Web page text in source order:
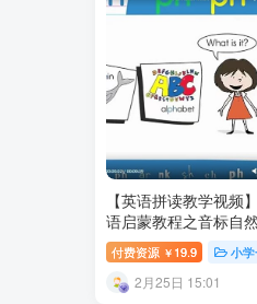
【英语拼读教学视频
语启蒙教程之音标自
【30集全】百度网盘
付费资源 ￥ 19.9 小
2月25日 15:01